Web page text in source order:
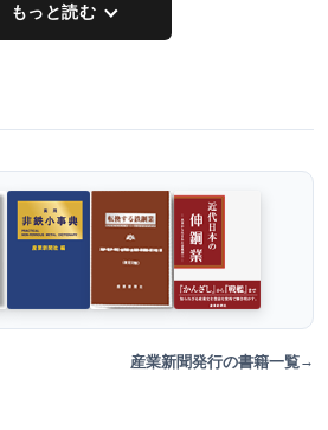
もっと読む
産業新聞発行の書籍一覧